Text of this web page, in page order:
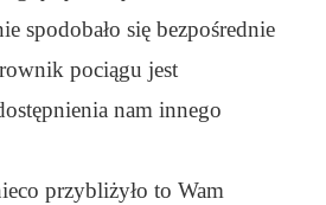
spodobało się bezpośrednie
pociągu jest
nam innego
przybliżyło to Wam